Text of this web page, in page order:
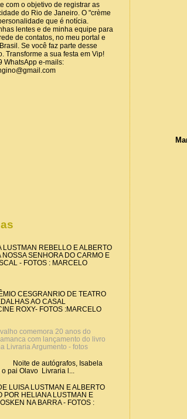
com o objetivo de registrar as
do Rio de Janeiro. O "crème
que é notícia.
lentes e de minha equipe para
de contatos, no meu portal e
Se você faz parte desse
Transforme a sua festa em Vip!
WhatsApp e-mails:
LUSTMAN REBELLO E ALBERTO
NOSSA SENHORA DO CARMO E
- FOTOS : MARCELO
CESGRANRIO DE TEATRO
AO CASAL
ROXY- FOTOS :MARCELO
comemora 20 anos do
com lançamento do livro
Livraria Argumento - fotos
Isabela
pai Olavo Livraria l...
LUISA LUSTMAN E ALBERTO
POR HELIANA LUSTMAN E
NA BARRA - FOTOS :